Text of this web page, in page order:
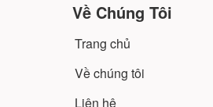
Xe Đạp Tập Thể Dục Tại
Xe Đạp Tập Thể Thao
Xe Đạp Tập Thể Dục Tại
Về Chúng Tôi
Trang chủ
Về chúng tôi
Liên hệ